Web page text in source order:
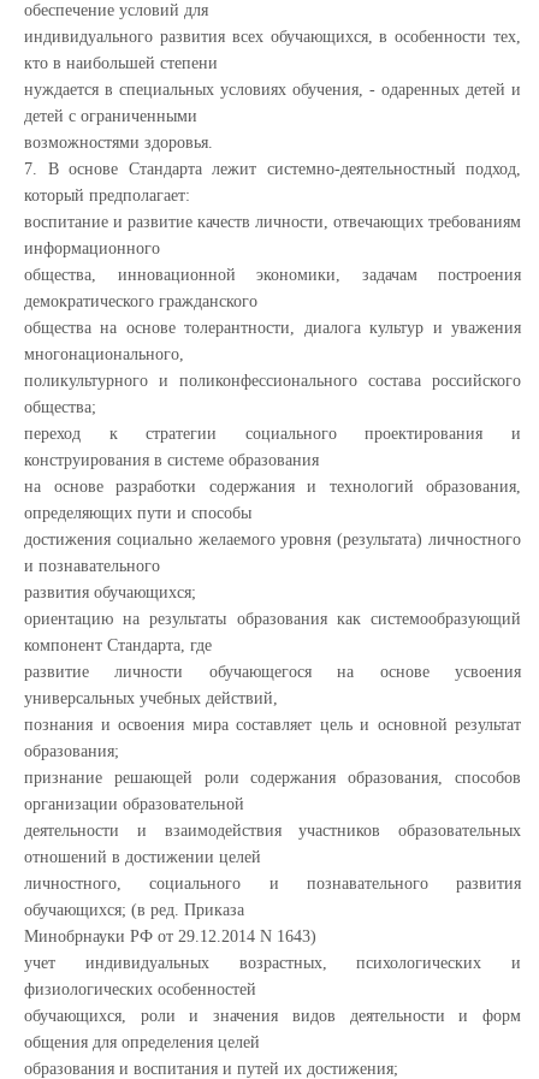
обеспечение условий для
индивидуального развития всех обучающихся, в особенности тех,
кто в наибольшей степени
нуждается в специальных условиях обучения, - одаренных детей и
детей с ограниченными
возможностями здоровья.
7. В основе Стандарта лежит системно-деятельностный подход,
который предполагает:
воспитание и развитие качеств личности, отвечающих требованиям
информационного
общества, инновационной экономики, задачам построения
демократического гражданского
общества на основе толерантности, диалога культур и уважения
многонационального,
поликультурного и поликонфессионального состава российского
общества;
переход к стратегии социального проектирования и
конструирования в системе образования
на основе разработки содержания и технологий образования,
определяющих пути и способы
достижения социально желаемого уровня (результата) личностного
и познавательного
развития обучающихся;
ориентацию на результаты образования как системообразующий
компонент Стандарта, где
развитие личности обучающегося на основе усвоения
универсальных учебных действий,
познания и освоения мира составляет цель и основной результат
образования;
признание решающей роли содержания образования, способов
организации образовательной
деятельности и взаимодействия участников образовательных
отношений в достижении целей
личностного, социального и познавательного развития
обучающихся; (в ред. Приказа
Минобрнауки РФ от 29.12.2014 N 1643)
учет индивидуальных возрастных, психологических и
физиологических особенностей
обучающихся, роли и значения видов деятельности и форм
общения для определения целей
образования и воспитания и путей их достижения;